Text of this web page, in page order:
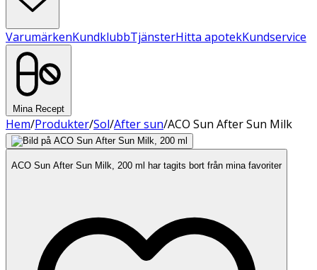
VarumärkenKundklubbTjänsterHitta apotekKundservice
Mina Recept
Hem/Produkter/Sol/After sun/ACO Sun After Sun Milk
ACO Sun After Sun Milk, 200 ml har tagits bort från mina favoriter